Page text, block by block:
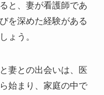
と、妻が看護師であ
を深めた経験がある
ょう。
妻との出会いは、医
始まり、家庭の中で